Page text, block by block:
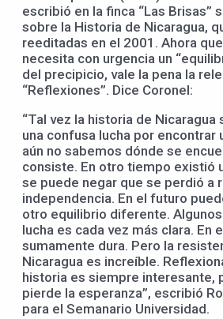
escribió en la finca “Las Brisas”
sobre la Historia de Nicaragua,
reeditadas en el 2001. Ahora
necesita con urgencia un
del precipicio, vale la pena la
“Reflexiones”. Dice Coronel:
“Tal vez la historia de Nicaragua
una confusa lucha por encontrar
aún no sabemos dónde se
consiste. En otro tiempo existió
se puede negar que se perdió a
independencia. En el futuro
otro equilibrio diferente.
lucha es cada vez más clara. En
sumamente dura. Pero la
Nicaragua es increíble.
historia es siempre interesante,
pierde la esperanza”, escribió
para el Semanario Universidad.